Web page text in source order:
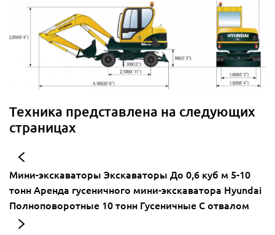
Техника представлена на следующих
страницах
Мини-экскаваторы Экскаваторы До 0,6 куб м 5-10
тонн Аренда гусеничного мини-экскаватора Hyundai
Полноповоротные 10 тонн Гусеничные С отвалом